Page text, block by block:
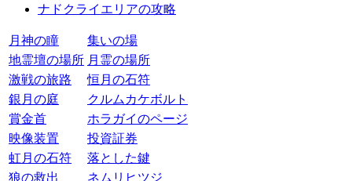
ナドクライエリアの攻略
月神の瞳
集いの場
地霊壇の場所 月霊の場所
激戦の旅路
恒月の石符
銀月の庭
クルムカケボルト
賞金首
ホラガイのページ
映像装置
投資証券
虹月の石符
落とした鍵
狼の救出
ネムリヒツジ